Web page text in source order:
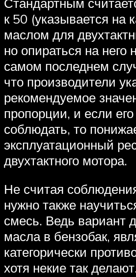
к 50 (указывается на
маслом для
но опираться на него
самом последнем
что производители
рекомендуемое
пропорции, и если
соблюдать, то
эксплуатационный
двухтактного мотора.
Не считая
нужно также
смесь. Ведь вариант
масла в бензобак,
категорически
хотя некие так